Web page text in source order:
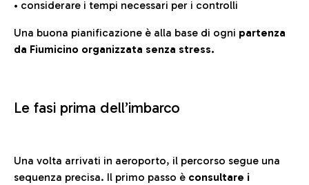
• considerare i tempi necessari per i controlli
Una buona pianificazione è alla base di ogni partenza
da Fiumicino organizzata senza stress.
Le fasi prima dell’imbarco
Una volta arrivati in aeroporto, il percorso segue una
sequenza precisa. Il primo passo è consultare i